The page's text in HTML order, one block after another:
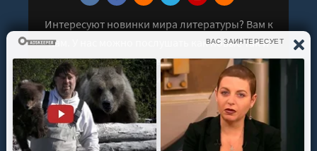
Интересуют новинки мира литературы? Вам к
нам. У нас можно послушать как новые так и
старые аудиокниги. Выбрать и поделиться с
друзьями лучшими аудиокнигами!
© 2021 - 2026 kniga-audio.net. Все права